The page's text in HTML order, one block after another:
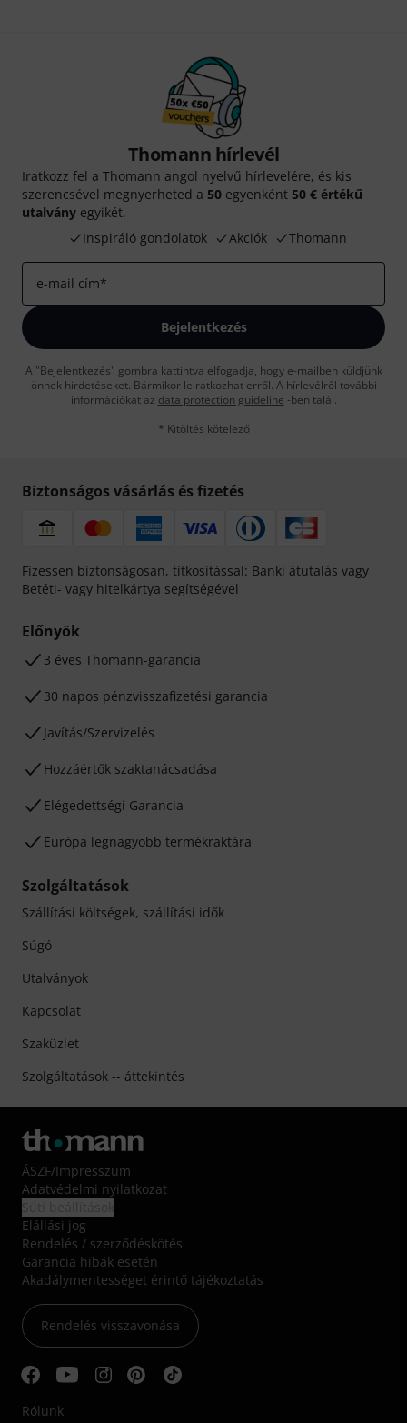
Thomann hírlevél
Iratkozz fel a Thomann angol nyelvű hírlevelére, és kis
szerencsével megnyerheted a 50 egyenként 50 € értékű
utalvány egyikét.
Inspiráló gondolatok
Akciók Thomann
e-mail cím*
Bejelentkezés
A "Bejelentkezés" gombra kattintva elfogadja, hogy e-mailben küldjünk
önnek hirdetéseket. Bármikor leiratkozhat erről. A hírlevélről további
információkat az data protection guideline -ben talál.
* Kitöltés kötelező
Biztonságos vásárlás és fizetés
Fizessen biztonságosan, titkosítással: Banki átutalás vagy
Betéti- vagy hitelkártya segítségével
Előnyök
3 éves Thomann-garancia
30 napos pénzvisszafizetési garancia
Javítás/Szervizelés
Hozzáértők szaktanácsadása
Elégedettségi Garancia
Európa legnagyobb termékraktára
Szolgáltatások
Szállítási költségek, szállítási idők
Súgó
Utalványok
Kapcsolat
Szaküzlet
Szolgáltatások -- áttekintés
ÁSZF/Impresszum
Adatvédelmi nyilatkozat
Elállási jog
Rendelés / szerződéskötés
Garancia hibák esetén
Akadálymentességet érintő tájékoztatás
Rendelés visszavonása
Rólunk